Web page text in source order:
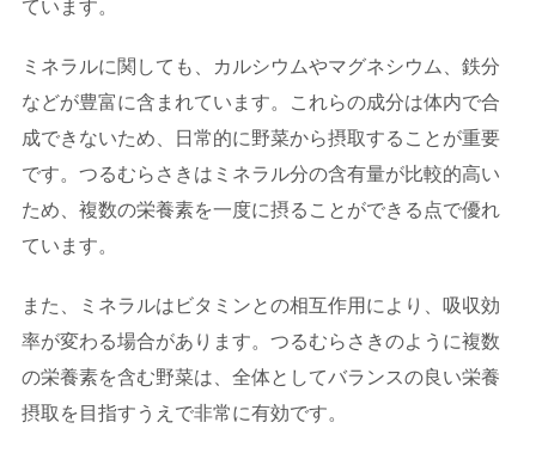
ています。
ミネラルに関しても、カルシウムやマグネシウム、鉄分
などが豊富に含まれています。これらの成分は体内で合
成できないため、日常的に野菜から摂取することが重要
です。つるむらさきはミネラル分の含有量が比較的高い
ため、複数の栄養素を一度に摂ることができる点で優れ
ています。
また、ミネラルはビタミンとの相互作用により、吸収効
率が変わる場合があります。つるむらさきのように複数
の栄養素を含む野菜は、全体としてバランスの良い栄養
摂取を目指すうえで非常に有効です。